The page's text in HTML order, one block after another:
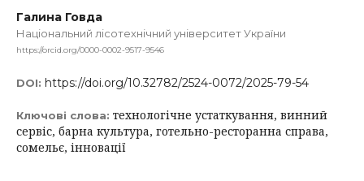
Галина Говда
Національний лісотехнічний університет України
https://orcid.org/0000-0002-9517-9546
DOI: https://doi.org/10.32782/2524-0072/2025-79-54
Ключові слова: технологічне устаткування, винний
сервіс, барна культура, готельно-ресторанна справа,
сомельє, інновації